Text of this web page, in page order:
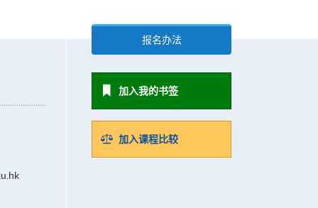
报名办法
加入我的书签
加入课程比较